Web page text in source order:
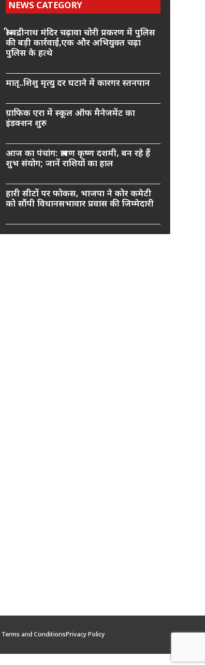
NEWS CATEGORY
श्री बद्रीनाथ मंदिर चढ़ावा चोरी प्रकरण में पुलिस
की बड़ी कार्रवाई,एक और अभियुक्त चढ़ा
पुलिस के हत्थे
मातृ..शिशु मृत्यु दर घटाने में कारगर स्तनपान
ग्राफिक एरा में स्कूल ऑफ मैनेजमेंट का
इंडक्शन शुरु
आज का पंचांग: श्रावण कृष्ण दशमी, बन रहे हैं
शुभ संयोग; जानें राशियों का हाल
हारी सीटों पर फोकस, भाजपा ने कोर कमेटी
को सौंपी विधानसभावार प्रवास की जिम्मेदारी
Terms and ConditionsPrivacy Policy